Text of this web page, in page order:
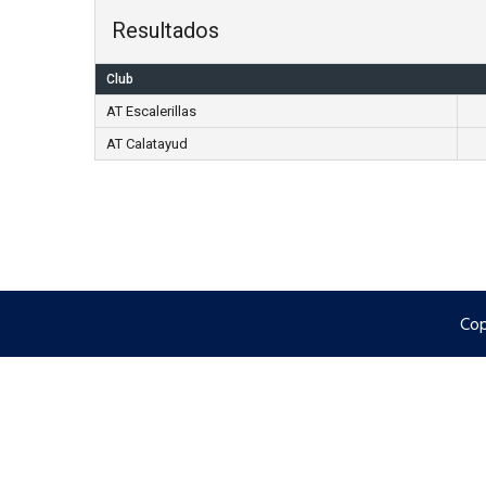
Resultados
Club
AT Escalerillas
AT Calatayud